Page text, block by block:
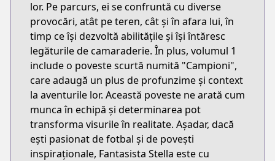
lor. Pe parcurs, ei se confruntă cu diverse
provocări, atât pe teren, cât și în afara lui, în
timp ce își dezvoltă abilitățile și își întăresc
legăturile de camaraderie. În plus, volumul 1
include o poveste scurtă numită "Campioni",
care adaugă un plus de profunzime și context
la aventurile lor. Această poveste ne arată cum
munca în echipă și determinarea pot
transforma visurile în realitate. Așadar, dacă
ești pasionat de fotbal și de povești
inspiraționale, Fantasista Stella este cu